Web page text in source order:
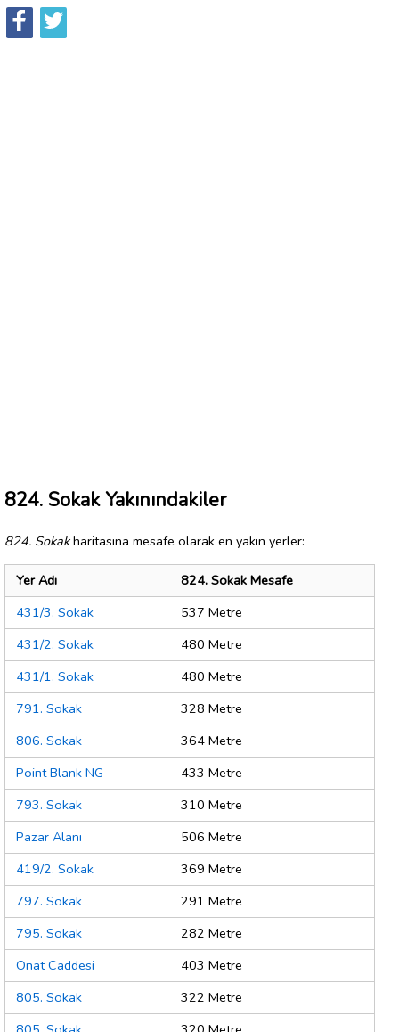
824. Sokak Yakınındakiler
824. Sokakharitasına mesafe olarak en yakın yerler:
Yer Adı
824. Sokak Mesafe
431/3. Sokak
537 Metre
431/2. Sokak
480 Metre
431/1. Sokak
480 Metre
791. Sokak
328 Metre
806. Sokak
364 Metre
Point Blank NG
433 Metre
793. Sokak
310 Metre
Pazar Alanı
506 Metre
419/2. Sokak
369 Metre
797. Sokak
291 Metre
795. Sokak
282 Metre
Onat Caddesi
403 Metre
805. Sokak
322 Metre